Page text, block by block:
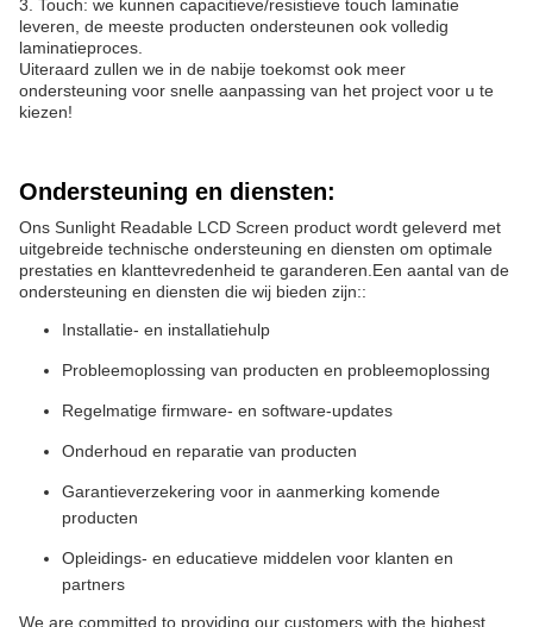
3. Touch: we kunnen capacitieve/resistieve touch laminatie
leveren, de meeste producten ondersteunen ook volledig
laminatieproces.
Uiteraard zullen we in de nabije toekomst ook meer
ondersteuning voor snelle aanpassing van het project voor u te
kiezen!
Ondersteuning en diensten:
Ons Sunlight Readable LCD Screen product wordt geleverd met
uitgebreide technische ondersteuning en diensten om optimale
prestaties en klanttevredenheid te garanderen.Een aantal van de
ondersteuning en diensten die wij bieden zijn::
Installatie- en installatiehulp
Probleemoplossing van producten en probleemoplossing
Regelmatige firmware- en software-updates
Onderhoud en reparatie van producten
Garantieverzekering voor in aanmerking komende
producten
Opleidings- en educatieve middelen voor klanten en
partners
We are committed to providing our customers with the highest